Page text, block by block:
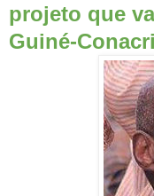
projeto que
Guiné-